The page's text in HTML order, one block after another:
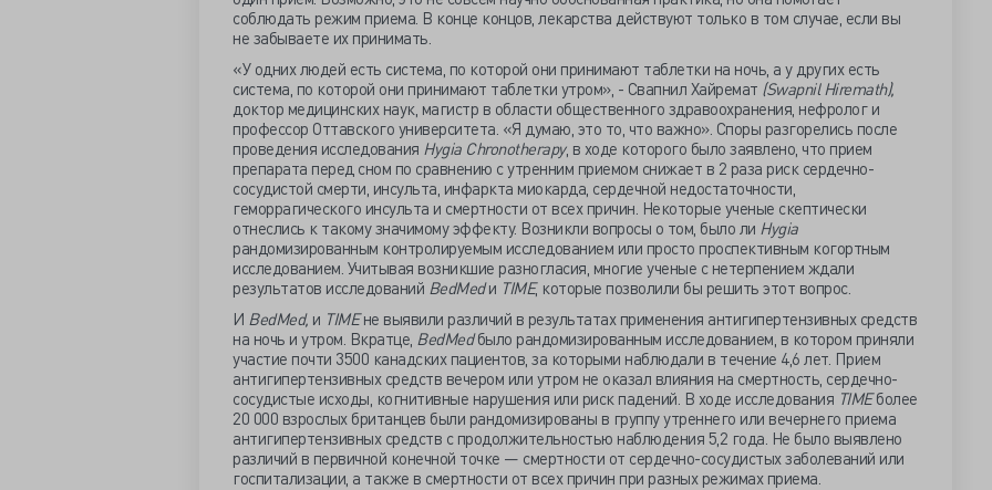
соблюдать режим приема. В конце концов, лекарства действуют только в том случае, если вы
не забываете их принимать.
«У одних людей есть система, по которой они принимают таблетки на ночь, а у других есть
система, по которой они принимают таблетки утром», - Свапнил Хайремат (Swapnil Hiremath),
доктор медицинских наук, магистр в области общественного здравоохранения, нефролог и
профессор Оттавского университета. «Я думаю, это то, что важно». Споры разгорелись после
проведения исследования Hygia Chronotherapy, в ходе которого было заявлено, что прием
препарата перед сном по сравнению с утренним приемом снижает в 2 раза риск сердечно-
сосудистой смерти, инсульта, инфаркта миокарда, сердечной недостаточности,
геморрагического инсульта и смертности от всех причин. Некоторые ученые скептически
отнеслись к такому значимому эффекту. Возникли вопросы о том, было ли Hygia
рандомизированным контролируемым исследованием или просто проспективным когортным
исследованием. Учитывая возникшие разногласия, многие ученые с нетерпением ждали
результатов исследований BedMedи TIME, которые позволили бы решить этот вопрос.
И BedMed, и TIMEне выявили различий в результатах применения антигипертензивных средств
на ночь и утром. Вкратце, BedMedбыло рандомизированным исследованием, в котором приняли
участие почти 3500 канадских пациентов, за которыми наблюдали в течение 4,6 лет. Прием
антигипертензивных средств вечером или утром не оказал влияния на смертность, сердечно-
сосудистые исходы, когнитивные нарушения или риск падений. В ходе исследования TIMEболее
20 000 взрослых британцев были рандомизированы в группу утреннего или вечернего приема
антигипертензивных средств с продолжительностью наблюдения 5,2 года. Не было выявлено
различий в первичной конечной точке — смертности от сердечно-сосудистых заболеваний или
госпитализации, а также в смертности от всех причин при разных режимах приема.